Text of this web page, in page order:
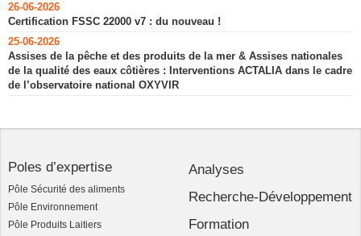
26-06-2026
Certification FSSC 22000 v7 : du nouveau !
25-06-2026
Assises de la pêche et des produits de la mer & Assises nationales
de la qualité des eaux côtières : Interventions ACTALIA dans le cadre
de l’observatoire national OXYVIR
Poles d’expertise
Pôle Sécurité des aliments
Pôle Environnement
Pôle Produits Laitiers
Analyses
Recherche-Développement
Formation